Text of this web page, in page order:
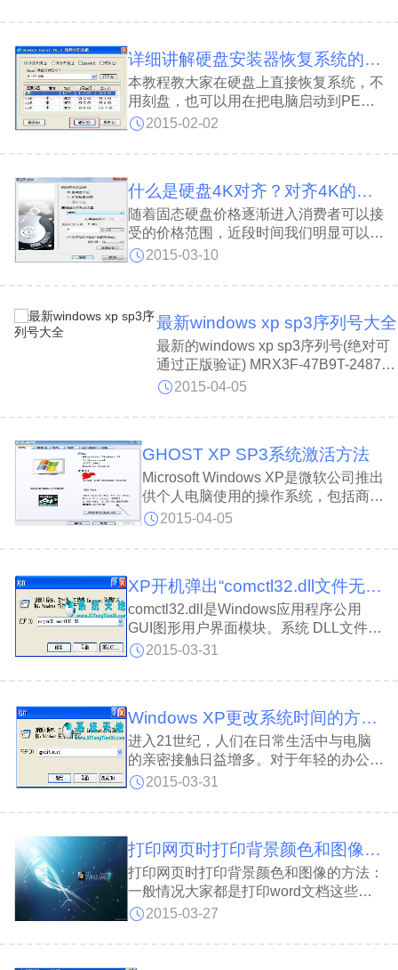
经验、隐私和系统安全的物质控制能
脑上的程序；
详细讲解硬盘安装器恢复系统的方法[组图]
本教程教大家在硬盘上直接恢复系统，不
用刻盘，也可以用在把电脑启动到PE
下，按这种方式直接在硬盘上恢复系统。
3.下载后，打开这个软件，运行后好下图
2015-02-02
什么是硬盘4K对齐？对齐4K的好处！如何做到4K对齐?
随着固态硬盘价格逐渐进入消费者可以接
受的价格范围，近段时间我们明显可以感
受到各大电脑城固态硬盘销量要比之前好
来没有使用过，加之缺乏全面了解，因此
对于固态硬盘后期使用往往会遇到狠得多
困惑的东西，
2015-03-10
最新windows xp sp3序列号大全
最新的windows xp sp3序列号(绝对可
通过正版验证) MRX3F-47B9T-2487J-
KWKMF-RPWBYRK32D-P234B-
JGG7Y-P7M6R-4J9PW HH8CK-
7QHJ8-TCQD9-QYFCF-99973
VJCG6 XRCQH-4W3YB-36J2H-
FY2H3-9RGTQ
2015-04-05
GHOST XP SP3系统激活方法
Microsoft Windows XP是微软公司推出
供个人电脑使用的操作系统，包括商用
及家用的台式电脑等。其RTM版于
年10月25日上市。其名字“XP”的意思
2000及Windows ME之后的下一代
Windows操作系统，
2015-04-05
XP开机弹出“comctl32.dll文件无法找到”错误怎么办？
comctl32.dll是Windows应用程序公用
GUI图形用户界面模块。系统 DLL文件：
是常见错误： File Not Found, Missing
程中，一些用户开机时弹出
题，
2015-03-31
Windows XP更改系统时间的方法步骤
进入21世纪，人们在日常生活中与电脑
的亲密接触日益增多。对于年轻的办公室
上班族、在校学生、技术研究人员来说，
XP系统时间不够精准，欲修改系统时间
2015-03-31
打印网页时打印背景颜色和图像的方法
打印网页时打印背景颜色和图像的方法：
一般情况大家都是打印word文档这些比
较多，很多人对打印网页那些不熟悉，背
就由我来告诉大家打印网页时打印背景颜
色和图像的方法：
2015-03-27